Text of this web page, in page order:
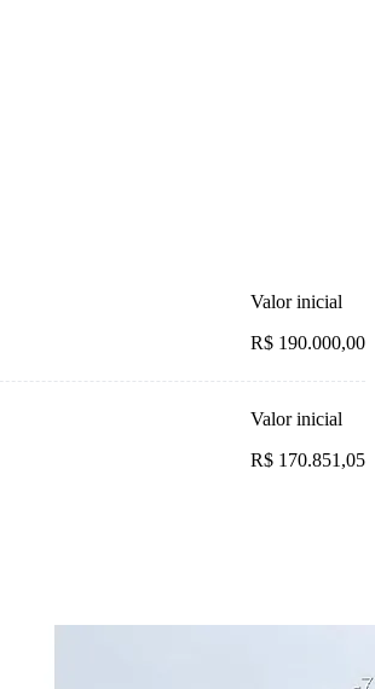
Valor inicial
R$ 190.000,00
Valor inicial
R$ 170.851,05